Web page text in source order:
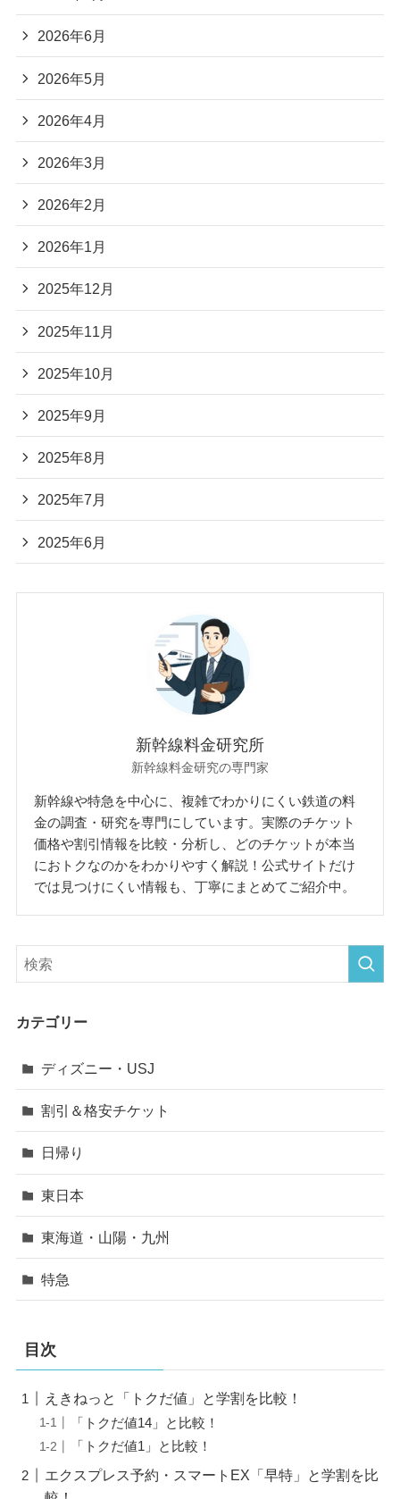
2026年6月
2026年5月
2026年4月
2026年3月
2026年2月
2026年1月
2025年12月
2025年11月
2025年10月
2025年9月
2025年8月
2025年7月
2025年6月
新幹線料金研究所
新幹線料金研究の専門家
新幹線や特急を中心に、複雑でわかりにくい鉄道の料
金の調査・研究を専門にしています。実際のチケット
価格や割引情報を比較・分析し、どのチケットが本当
におトクなのかをわかりやすく解説！公式サイトだけ
では見つけにくい情報も、丁寧にまとめてご紹介中。
カテゴリー
ディズニー・USJ
割引＆格安チケット
日帰り
東日本
東海道・山陽・九州
特急
目次
えきねっと「トクだ値」と学割を比較！
「トクだ値14」と比較！
「トクだ値1」と比較！
エクスプレス予約・スマートEX「早特」と学割を比